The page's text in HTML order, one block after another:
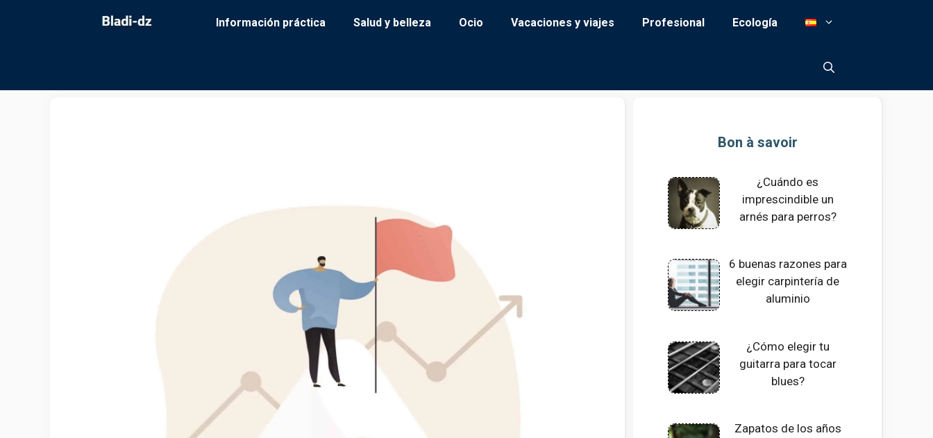
Información práctica Salud y belleza Ocio Vacaciones y viajes Profesional Ecología
Bon à savoir
¿Cuándo es
imprescindible un
arnés para perros?
6 buenas razones para
elegir carpintería de
aluminio
¿Cómo elegir tu
guitarra para tocar
blues?
Zapatos de los años